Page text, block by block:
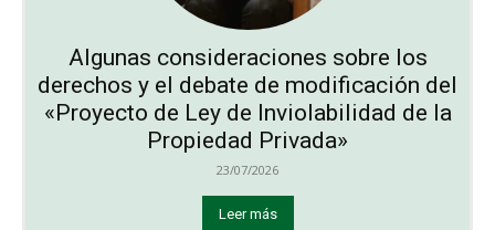
Algunas consideraciones sobre los
derechos y el debate de modificación del
«Proyecto de Ley de Inviolabilidad de la
Propiedad Privada»
23/07/2026
Leer más